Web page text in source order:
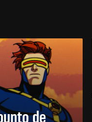
de